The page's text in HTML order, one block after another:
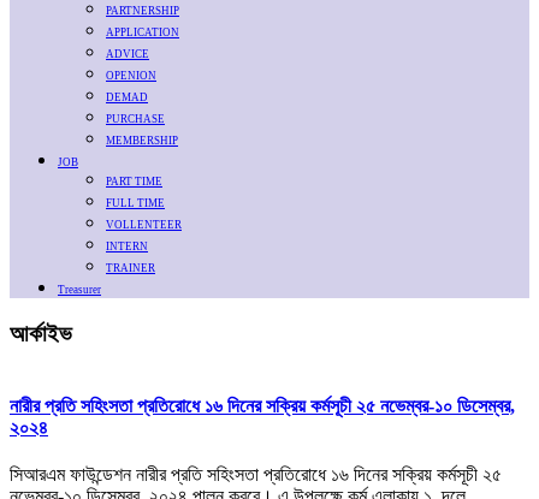
PARTNERSHIP
APPLICATION
ADVICE
OPENION
DEMAD
PURCHASE
MEMBERSHIP
JOB
PART TIME
FULL TIME
VOLLENTEER
INTERN
TRAINER
Treasurer
আর্কাইভ
নারীর প্রতি সহিংসতা প্রতিরোধে ১৬ দিনের সক্রিয় কর্মসূচী ২৫ নভেম্বর-১০ ডিসেম্বর,
২০২৪
সিআরএম ফাউন্ডেশন নারীর প্রতি সহিংসতা প্রতিরোধে ১৬ দিনের সক্রিয় কর্মসূচী ২৫